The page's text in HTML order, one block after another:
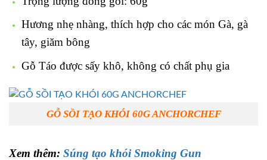
Hương nhẹ nhàng, thích hợp cho các món Gà, gà
tây, giăm bông
Gỗ Táo được sấy khô, không có chất phụ gia
GỖ SỒI TẠO KHÓI 60G ANCHORCHEF
Xem thêm: Súng tạo khói Smoking Gun